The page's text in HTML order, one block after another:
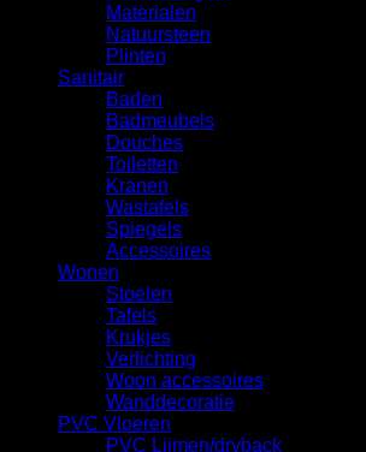
Materialen
Natuursteen
Plinten
Sanitair
Baden
Badmeubels
Douches
Toiletten
Kranen
Wastafels
Spiegels
Accessoires
Wonen
Stoelen
Tafels
Krukjes
Verlichting
Woon accessoires
Wanddecoratie
PVC Vloeren
PVC Lijmen/dryback